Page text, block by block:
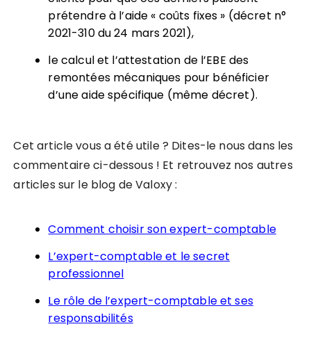
prétendre à l’aide « coûts fixes » (décret n°
2021-310 du 24 mars 2021),
le calcul et l’attestation de l’EBE des
remontées mécaniques pour bénéficier
d’une aide spécifique (même décret).
Cet article vous a été utile ? Dites-le nous dans les
commentaire ci-dessous ! Et retrouvez nos autres
articles sur le blog de Valoxy :
Comment choisir son expert-comptable
L’expert-comptable et le secret
professionnel
Le rôle de l’expert-comptable et ses
responsabilités